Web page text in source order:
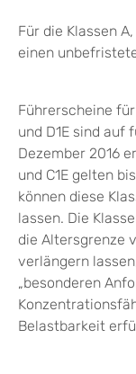
Für die Klassen
einen
Führerscheine für
und D1E sind auf
Dezember 2016
und C1E gelten
können diese
lassen. Die
die Altersgrenze
verlängern las
„besonderen
Belastbarkeit